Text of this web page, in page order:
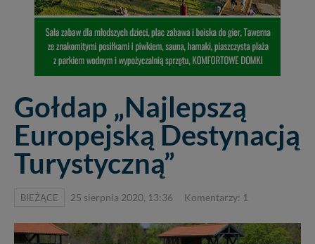
Gołdap „Najlepszą
Europejską Destynacją
Turystyczną”
BIEŻĄCE 25 sierpnia 2020, 13:36 Komentarzy: 1